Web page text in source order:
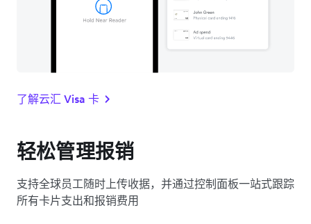
了解云汇 Visa 卡
轻松管理报销
支持全球员工随时上传收据，并通过控制面板一站式跟踪
所有卡片支出和报销费用